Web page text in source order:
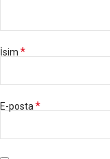
İsim *
E-posta*